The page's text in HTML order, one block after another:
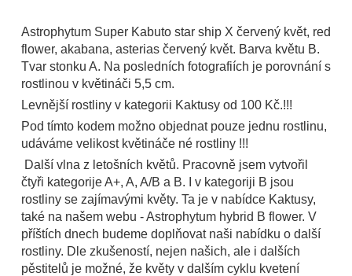
Astrophytum Super Kabuto star ship X červený květ, red
flower, akabana, asterias červený květ. Barva květu B.
Tvar stonku A. Na posledních fotografiích je porovnání s
rostlinou v květináči 5,5 cm.
Levnější rostliny v kategorii Kaktusy od 100 Kč.!!!
Pod tímto kodem možno objednat pouze jednu rostlinu,
udáváme velikost květináče né rostliny !!!
Další vlna z letošních květů. Pracovně jsem vytvořil
čtyři kategorije A+, A, A/B a B. I v kategoriji B jsou
rostliny se zajímavými květy. Ta je v nabídce Kaktusy,
také na našem webu - Astrophytum hybrid B flower. V
příštích dnech budeme doplňovat naši nabídku o další
rostliny. Dle zkušeností, nejen našich, ale i dalších
pěstitelů je možné, že květy v dalším cyklu kvetení